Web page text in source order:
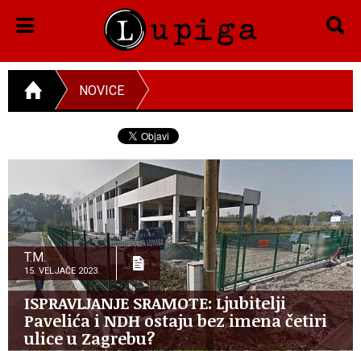
NOVICE
T.M.
15. VELJAČE 2023.
ISPRAVLJANJE SRAMOTE: Ljubitelji
Pavelića i NDH ostaju bez imena četiri
ulice u Zagrebu?